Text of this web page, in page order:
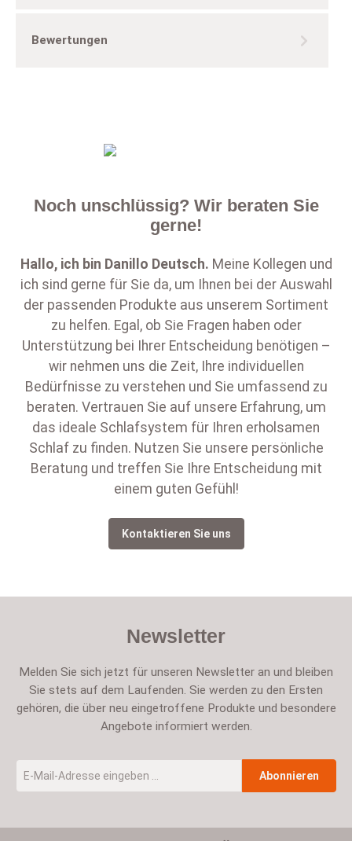
Bewertungen
Noch unschlüssig? Wir beraten Sie
gerne!
Hallo, ich bin Danillo Deutsch. Meine Kollegen und
ich sind gerne für Sie da, um Ihnen bei der Auswahl
der passenden Produkte aus unserem Sortiment
zu helfen. Egal, ob Sie Fragen haben oder
Unterstützung bei Ihrer Entscheidung benötigen –
wir nehmen uns die Zeit, Ihre individuellen
Bedürfnisse zu verstehen und Sie umfassend zu
beraten. Vertrauen Sie auf unsere Erfahrung, um
das ideale Schlafsystem für Ihren erholsamen
Schlaf zu finden. Nutzen Sie unsere persönliche
Beratung und treffen Sie Ihre Entscheidung mit
einem guten Gefühl!
Kontaktieren Sie uns
Newsletter
Melden Sie sich jetzt für unseren Newsletter an und bleiben
Sie stets auf dem Laufenden. Sie werden zu den Ersten
gehören, die über neu eingetroffene Produkte und besondere
Angebote informiert werden.
Abonnieren